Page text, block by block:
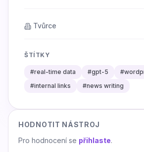
Tvůrce
ŠTÍTKY
#real-time data #gpt-5 #
#internal links #news writing
HODNOTIT NÁSTROJ
Pro hodnocení se přihlaste.